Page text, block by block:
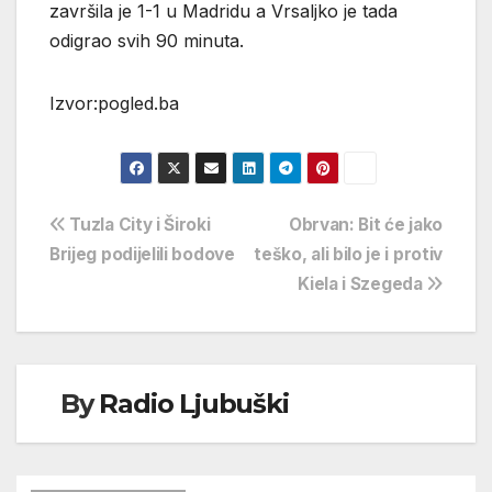
završila je 1-1 u Madridu a Vrsaljko je tada
odigrao svih 90 minuta.
Izvor:pogled.ba
Navigacija
objava
Obrvan: Bit će jako
teško, ali bilo je i protiv
Kiela i Szegeda
Tuzla City i Široki
Brijeg podijelili bodove
ByRadio Ljubuški